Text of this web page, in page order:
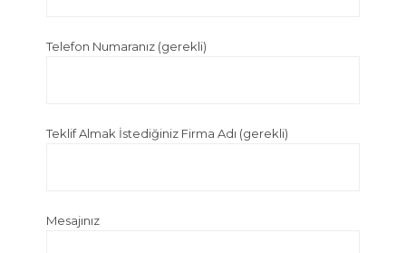
Telefon Numaranız (gerekli)
Teklif Almak İstediğiniz Firma Adı (gerekli)
Mesajınız